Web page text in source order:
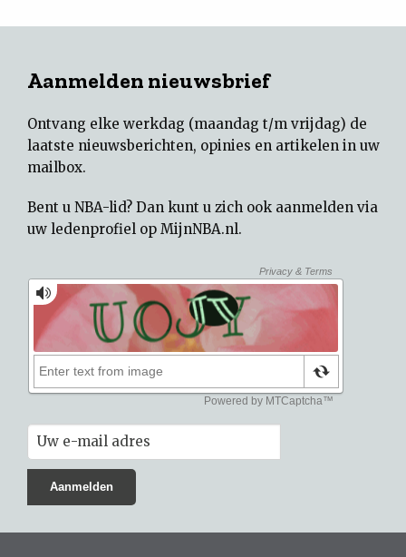
Aanmelden nieuwsbrief
Ontvang elke werkdag (maandag t/m vrijdag) de
laatste nieuwsberichten, opinies en artikelen in uw
mailbox.
Bent u NBA-lid? Dan kunt u zich ook aanmelden via
uw ledenprofiel op MijnNBA.nl.